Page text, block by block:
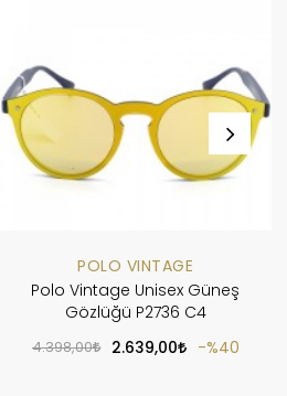
POLO VINTAGE
Polo Vintage Unisex Güneş
Gözlüğü P2736 C4
4.398,00 2.639,00 %40